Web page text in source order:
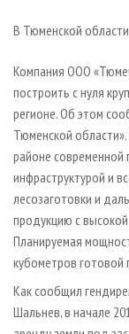
В Тюменской
Компания ООО
построить с нуля
регионе. Об этом
Тюменской
районе
инфраструктурой и
лесозаготовки и
продукцию с
Планируемая
кубометров готовой
Как сообщил
Шальнев, в начале